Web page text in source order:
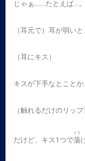
じゃぁ……たとえば…。
（耳元で）耳が弱い
（耳にキス）
キスが下手なとことか
（触れるだけのリップ
だけど、キス1つで蕩
とろ